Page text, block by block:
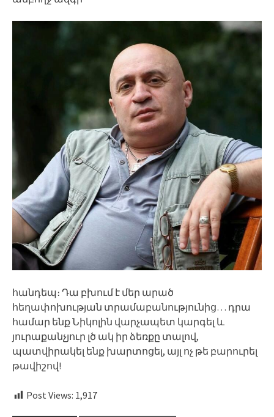
հանդեպ։ Դա բխում է մեր արած
հեղափոխության տրամաբանությունից… դրա
համար ենք Նիկոլին վարչապետ կարգել և
յուրաքանչյուր լծ ակ իր ձեռքը տալով,
պատվիրակել ենք խարտոցել, այլ ոչ թե բարուրել
թավիշով!
Post Views: 1,917